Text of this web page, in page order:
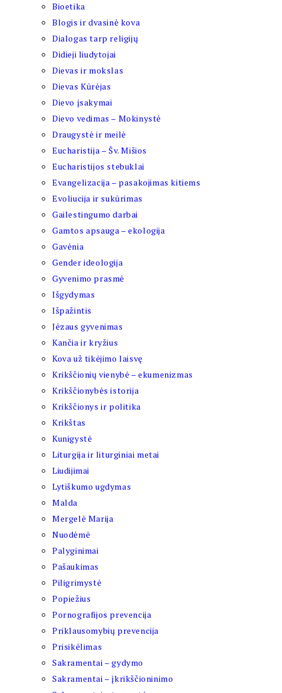
Bioetika
Blogis ir dvasinė kova
Dialogas tarp religijų
Didieji liudytojai
Dievas ir mokslas
Dievas Kūrėjas
Dievo įsakymai
Dievo vedimas – Mokinystė
Draugystė ir meilė
Eucharistija – Šv. Mišios
Eucharistijos stebuklai
Evangelizacija – pasakojimas kitiems
Evoliucija ir sukūrimas
Gailestingumo darbai
Gamtos apsauga – ekologija
Gavėnia
Gender ideologija
Gyvenimo prasmė
Išgydymas
Išpažintis
Jėzaus gyvenimas
Kančia ir kryžius
Kova už tikėjimo laisvę
Krikščionių vienybė – ekumenizmas
Krikščionybės istorija
Krikščionys ir politika
Krikštas
Kunigystė
Liturgija ir liturginiai metai
Liudijimai
Lytiškumo ugdymas
Malda
Mergelė Marija
Nuodėmė
Palyginimai
Pašaukimas
Piligrimystė
Popiežius
Pornografijos prevencija
Priklausomybių prevencija
Prisikėlimas
Sakramentai – gydymo
Sakramentai – įkrikščioninimo